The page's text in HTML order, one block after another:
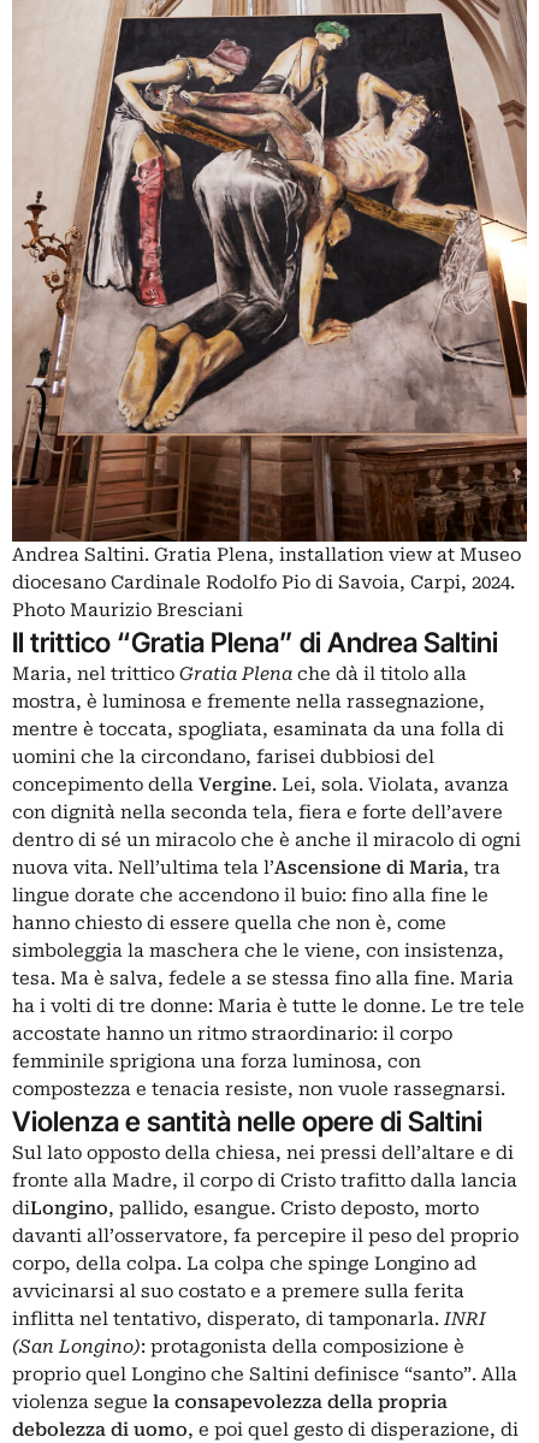
Andrea Saltini. Gratia Plena, installation view at Museo
diocesano Cardinale Rodolfo Pio di Savoia, Carpi, 2024.
Photo Maurizio Bresciani
Il trittico “Gratia Plena” di Andrea Saltini
Maria, nel trittico Gratia Plena che dà il titolo alla
mostra, è luminosa e fremente nella rassegnazione,
mentre è toccata, spogliata, esaminata da una folla di
uomini che la circondano, farisei dubbiosi del
concepimento della Vergine. Lei, sola. Violata, avanza
con dignità nella seconda tela, fiera e forte dell’avere
dentro di sé un miracolo che è anche il miracolo di ogni
nuova vita. Nell’ultima tela l’Ascensione di Maria, tra
lingue dorate che accendono il buio: fino alla fine le
hanno chiesto di essere quella che non è, come
simboleggia la maschera che le viene, con insistenza,
tesa. Ma è salva, fedele a se stessa fino alla fine. Maria
ha i volti di tre donne: Maria è tutte le donne. Le tre tele
accostate hanno un ritmo straordinario: il corpo
femminile sprigiona una forza luminosa, con
compostezza e tenacia resiste, non vuole rassegnarsi.
Violenza e santità nelle opere di Saltini
Sul lato opposto della chiesa, nei pressi dell’altare e di
fronte alla Madre, il corpo di Cristo trafitto dalla lancia
diLongino, pallido, esangue. Cristo deposto, morto
davanti all’osservatore, fa percepire il peso del proprio
corpo, della colpa. La colpa che spinge Longino ad
avvicinarsi al suo costato e a premere sulla ferita
inflitta nel tentativo, disperato, di tamponarla.INRI
(San Longino): protagonista della composizione è
proprio quel Longino che Saltini definisce “santo”. Alla
violenza segue la consapevolezza della propria
debolezza di uomo, e poi quel gesto di disperazione, di